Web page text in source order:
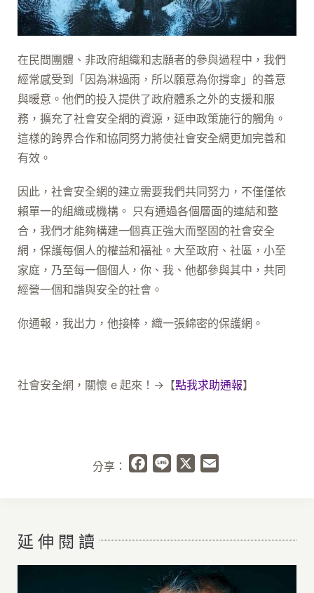
在民間團體、非政府組織和志願者的參與過程中，我們
經常感受到「因為淋過雨，所以願意為你撐傘」的善意
與暖意。他們的投入提供了政府體系之外的支援和服
務，擴充了社會安全網的資源，延申政策施行的觸角。
這樣的跨界合作和協同努力將使社會安全網更加完善和
有效。
因此，社會安全網的建立需要我們共同努力，不僅僅依
賴單一的組織或機構。 只有通過各個層面的連結和整
合，我們才能夠構建一個真正強大而堅固的社會安全
網，保護每個人的權益和福祉。大至政府、社區，小至
家庭，乃至每一個個人，你、我、他都參與其中，共同
經營一個和諧與安全的社會。
你通報，我出力，他接棒，織一張綿密的保護網。
社會安全網，關懷 e 起來！→【點我求助通報】
分享： Facebook
Line
延 伸 閱 讀